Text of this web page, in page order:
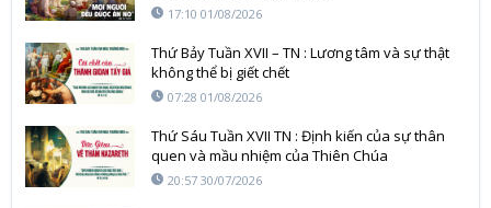
17:10 01/08/2026
Thứ Bảy Tuần XVII – TN : Lương tâm và sự thật
không thể bị giết chết
07:28 01/08/2026
Thứ Sáu Tuần XVII TN : Định kiến của sự thân
quen và mầu nhiệm của Thiên Chúa
20:57 30/07/2026